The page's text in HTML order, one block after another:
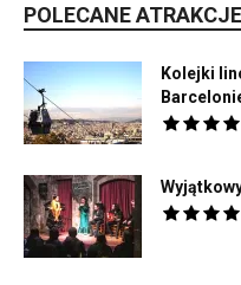
POLECANE ATRAKCJE
Kolejki